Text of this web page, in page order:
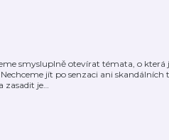
smysluplně otevírat témata, o která
jít po senzaci ani skandálních
zasadit je…